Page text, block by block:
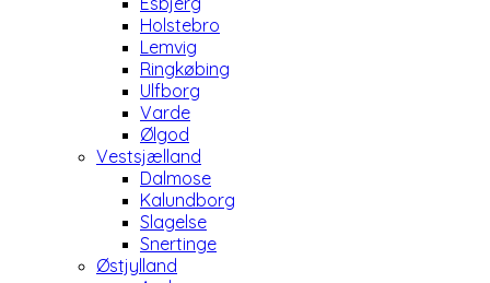
Holstebro
Lemvig
Ringkøbing
Ulfborg
Varde
Ølgod
Vestsjælland
Dalmose
Kalundborg
Slagelse
Snertinge
Østjylland